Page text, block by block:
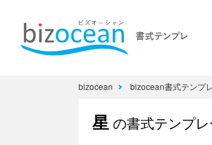
bizocean bizocean書式テンプ
星 の書式テンプ